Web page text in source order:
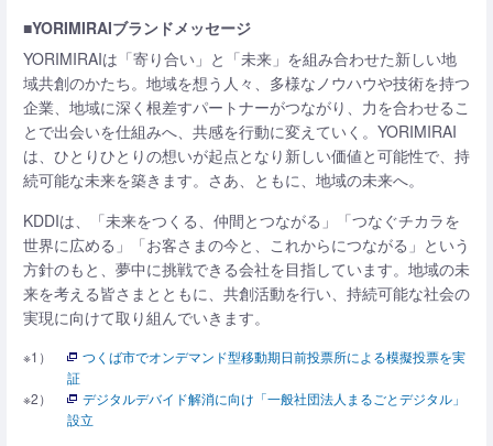
■YORIMIRAIブランドメッセージ
YORIMIRAIは「寄り合い」と「未来」を組み合わせた新しい地
域共創のかたち。地域を想う人々、多様なノウハウや技術を持つ
企業、地域に深く根差すパートナーがつながり、力を合わせるこ
とで出会いを仕組みへ、共感を行動に変えていく。YORIMIRAI
は、ひとりひとりの想いが起点となり新しい価値と可能性で、持
続可能な未来を築きます。さあ、ともに、地域の未来へ。
KDDIは、「未来をつくる、仲間とつながる」「つなぐチカラを
世界に広める」「お客さまの今と、これからにつながる」という
方針のもと、夢中に挑戦できる会社を目指しています。地域の未
来を考える皆さまとともに、共創活動を行い、持続可能な社会の
実現に向けて取り組んでいきます。
※1）
つくば市でオンデマンド型移動期日前投票所による模擬投票を実
証
※2）
デジタルデバイド解消に向け「一般社団法人まるごとデジタル」
設立